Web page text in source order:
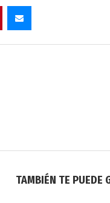
TAMBIÉN TE PUEDE